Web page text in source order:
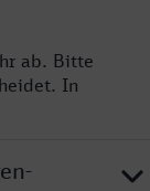
ab. Bitte
In